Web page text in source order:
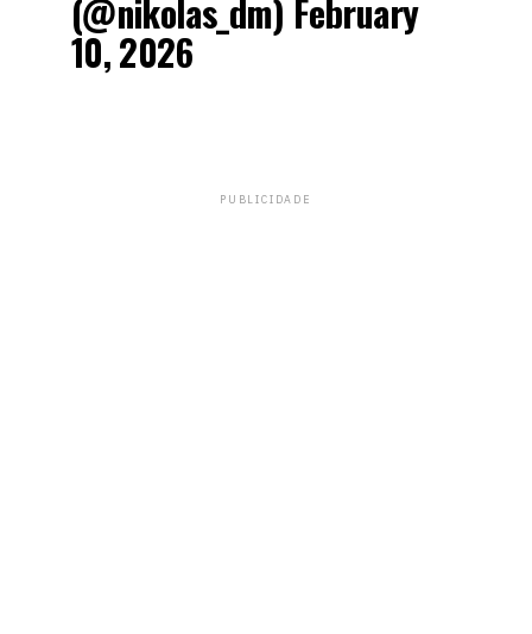
(@nikolas_dm) February
10, 2026
PUBLICIDADE